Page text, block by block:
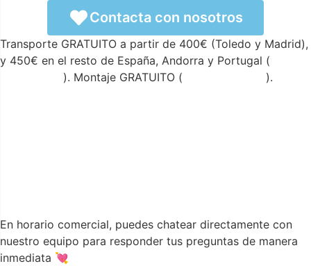
Contacta con nosotros
Transporte GRATUITO a partir de 400€ (Toledo y Madrid),
y 450€ en el resto de España, Andorra y Portugal (
). Montaje GRATUITO ( ).
En horario comercial, puedes chatear directamente con
nuestro equipo para responder tus preguntas de manera
inmediata 💘